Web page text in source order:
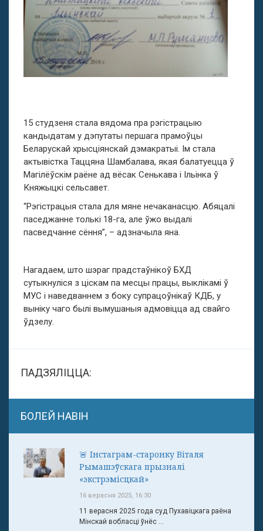
15 студзеня стала вядома пра рэгістрацыю
кандыдатам у дэпутаты першага прамоўцы
Беларускай хрысціянскай дэмакратыі. Ім стала
актывістка Таццяна Шамбалава, якая балатуецца ў
Магілёўскім раёне ад вёсак Сенькава і Ільінка ў
Княжыцкі сельсавет.
“Рэгістрацыя стала для мяне нечаканасцю. Абяцалi
паседжанне толькi 18-га, але ўжо выдалі
пасведчанне сёння”, – адзначыла яна.
Нагадаем, што шэраг прадстаўнікоў БХД
сутыкнуліся з ціскам па месцы працы, выклікамі ў
МУС і наведваннем з боку супрацоўнікаў КДБ, у
выніку чаго былі вымушаныя адмовіцца ад свайго
ўдзелу.
ПАДЗЯЛІЦЦА:
БОЛЕЙ НАВІН
🚨 Інстаграм-старонку Віталя
Рымашэўскага прызналі
«экстрэмісцкай»
16 верасня 2025, 16:30
11 верасня 2025 года суд Пухавіцкага раёна
Мінскай вобласці ўнёс ...